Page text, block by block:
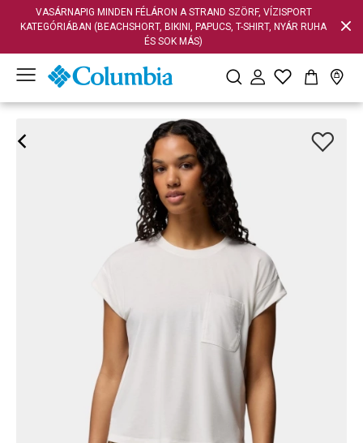
VASÁRNAPIG MINDEN FÉLÁRON A STRAND SZÖRF, VÍZISPORT
KATEGÓRIÁBAN (BEACHSHORT, BIKINI, PAPUCS, T-SHIRT, NYÁR RUHA
ÉS SOK MÁS)